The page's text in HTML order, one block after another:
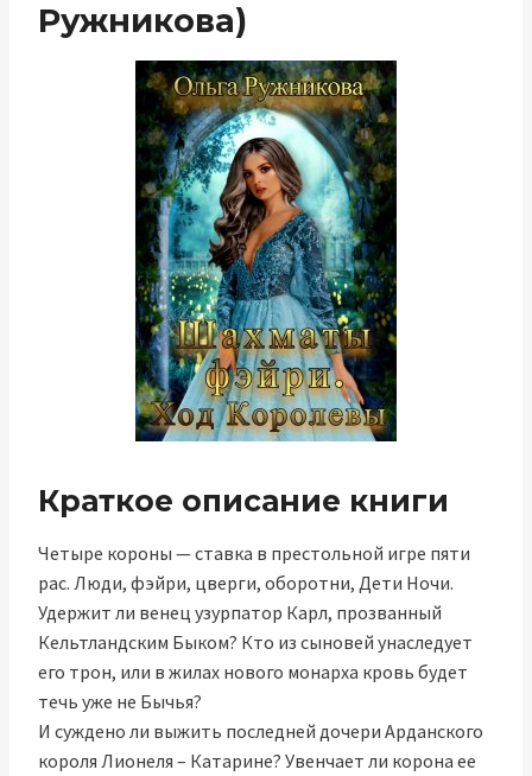
Ружникова)
Краткое описание книги
Четыре короны — ставка в престольной игре пяти
рас. Люди, фэйри, цверги, оборотни, Дети Ночи.
Удержит ли венец узурпатор Карл, прозванный
Кельтландским Быком? Кто из сыновей унаследует
его трон, или в жилах нового монарха кровь будет
течь уже не Бычья?
И суждено ли выжить последней дочери Арданского
короля Лионеля – Катарине? Увенчает ли корона ее